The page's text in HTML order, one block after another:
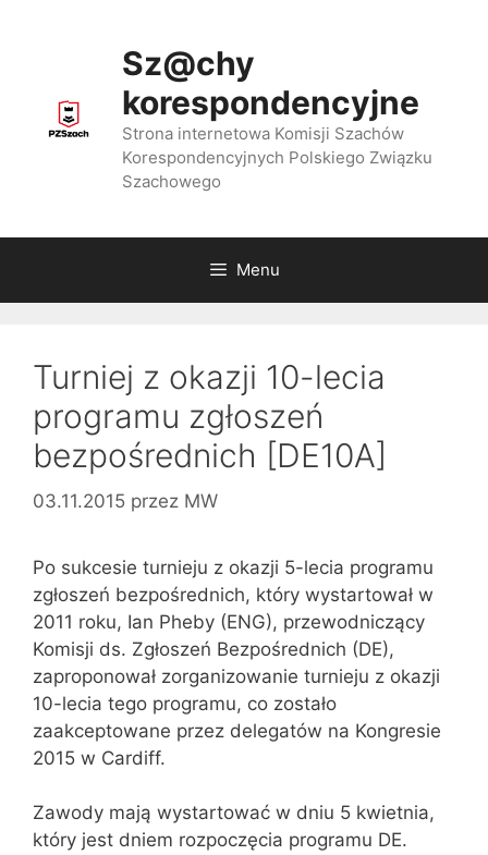
Sz@chy
korespondencyjne
Strona internetowa Komisji Szachów
Korespondencyjnych Polskiego Związku
Szachowego
Menu
Turniej z okazji 10-lecia
programu zgłoszeń
bezpośrednich [DE10A]
03.11.2015 przez MW
Po sukcesie turnieju z okazji 5-lecia programu
zgłoszeń bezpośrednich, który wystartował w
2011 roku, Ian Pheby (ENG), przewodniczący
Komisji ds. Zgłoszeń Bezpośrednich (DE),
zaproponował zorganizowanie turnieju z okazji
10-lecia tego programu, co zostało
zaakceptowane przez delegatów na Kongresie
2015 w Cardiff.
Zawody mają wystartować w dniu 5 kwietnia,
który jest dniem rozpoczęcia programu DE.